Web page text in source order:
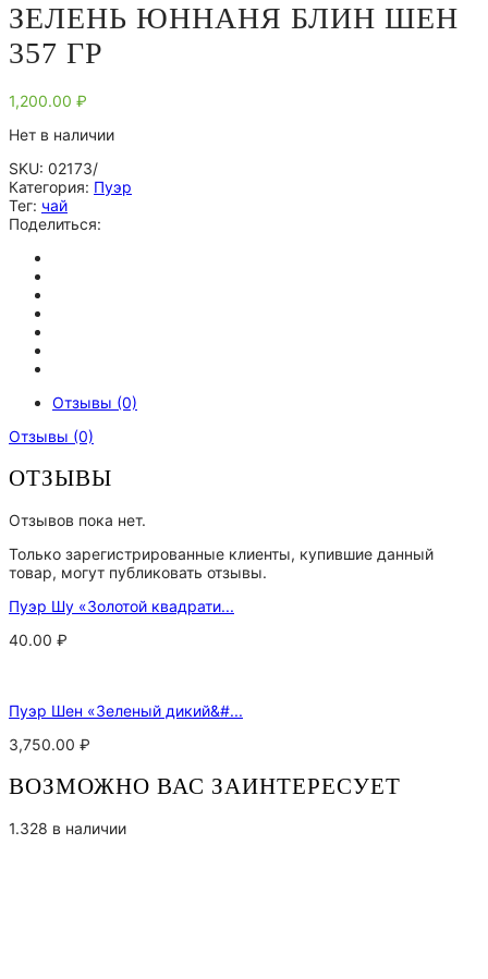
ЗЕЛЕНЬ ЮННАНЯ БЛИН ШЕН
357 ГР
1,200.00 ₽
Нет в наличии
SKU: 02173/
Категория: Пуэр
Тег: чай
Поделиться:
Отзывы (0)
Отзывы (0)
ОТЗЫВЫ
Отзывов пока нет.
Только зарегистрированные клиенты, купившие данный
товар, могут публиковать отзывы.
Пуэр Шу «Золотой квадрати...
40.00 ₽
Пуэр Шен «Зеленый дикий&#...
3,750.00 ₽
ВОЗМОЖНО ВАС ЗАИНТЕРЕСУЕТ
1.328 в наличии